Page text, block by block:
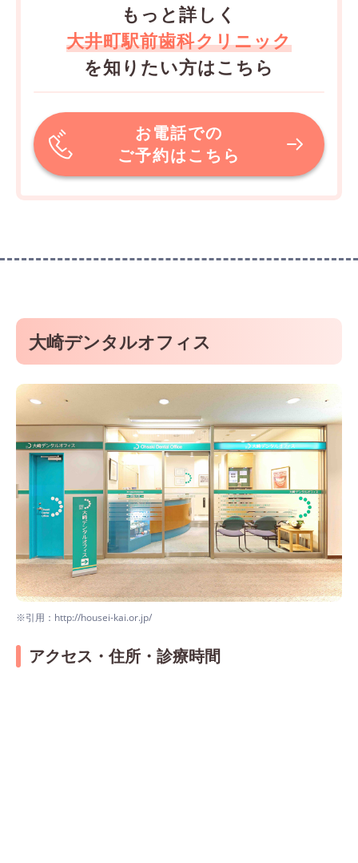
もっと詳しく
大井町駅前歯科クリニック
を知りたい方はこちら
お電話での
ご予約はこちら
大崎デンタルオフィス
※引用：http://housei-kai.or.jp/
アクセス・住所・診療時間